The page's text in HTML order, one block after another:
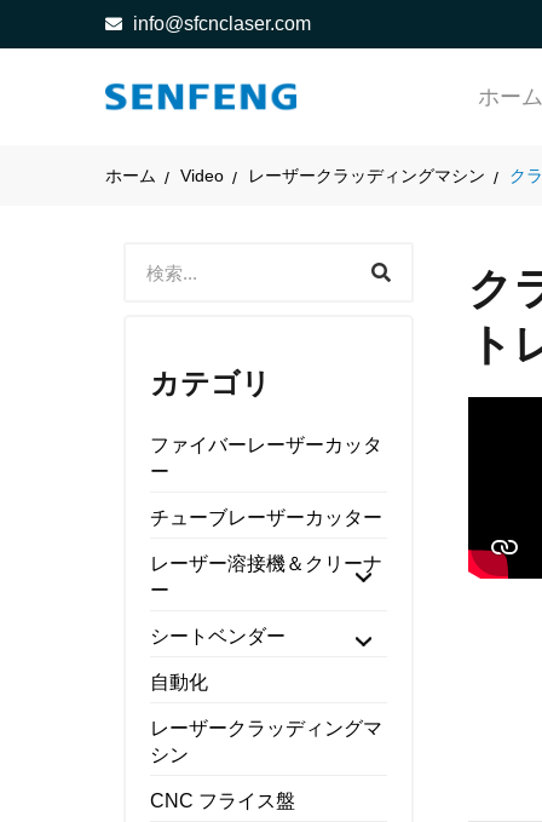
info@sfcnclaser.com
ホーム
ホーム Video レーザークラッディングマシン ク
カテゴリ
ファイバーレーザーカッタ
ー
チューブレーザーカッター
レーザー溶接機＆クリーナ
ー
シートベンダー
自動化
レーザークラッディングマ
シン
CNC フライス盤
ク
ト